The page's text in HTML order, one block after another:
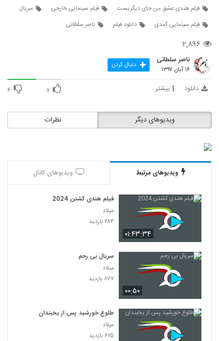
فیلم هندی عشق من جای دیگریست
فیلم سینمایی خارجی
سریال
فیلم سینمایی کمدی
دانلود فیلم ناصر سلطانی
۲,۸۹۶
ناصر سلطانی
۱۶ آبان ۱۳۹۷ دنبال کردن
دانلود بیشتر ۷ ۶
نظرات ویدیوهای دیگر
ویدیوهای مرتبط ویدیوهای کانال
۰۱:۴۳:۳۴
فیلم هندی کشتن 2024
میلاد
۶۸۴ بازدید
۰۰:۵۰
سریال بی رحم
میلاد
۸۷۷ بازدید
طلوع خورشید پس از یخبندان
میلاد
۶۲۵ بازدید